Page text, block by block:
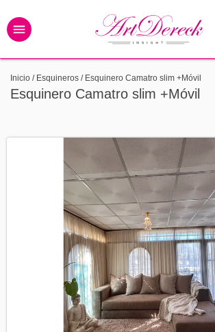
Inicio / Esquineros / Esquinero Camatro slim +Móvil
Esquinero Camatro slim +Móvil